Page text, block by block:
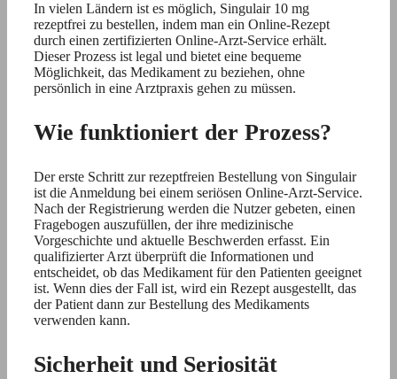
In vielen Ländern ist es möglich, Singulair 10 mg
rezeptfrei zu bestellen, indem man ein Online-Rezept
durch einen zertifizierten Online-Arzt-Service erhält.
Dieser Prozess ist legal und bietet eine bequeme
Möglichkeit, das Medikament zu beziehen, ohne
persönlich in eine Arztpraxis gehen zu müssen.
Wie funktioniert der Prozess?
Der erste Schritt zur rezeptfreien Bestellung von Singulair
ist die Anmeldung bei einem seriösen Online-Arzt-Service.
Nach der Registrierung werden die Nutzer gebeten, einen
Fragebogen auszufüllen, der ihre medizinische
Vorgeschichte und aktuelle Beschwerden erfasst. Ein
qualifizierter Arzt überprüft die Informationen und
entscheidet, ob das Medikament für den Patienten geeignet
ist. Wenn dies der Fall ist, wird ein Rezept ausgestellt, das
der Patient dann zur Bestellung des Medikaments
verwenden kann.
Sicherheit und Seriosität